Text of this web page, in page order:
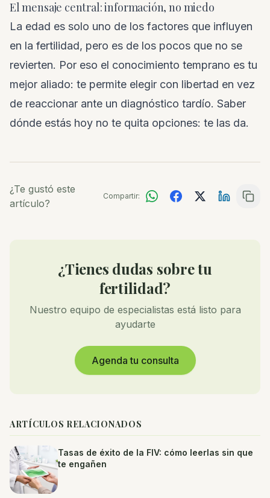
El mensaje central: información, no miedo
La edad es solo uno de los factores que influyen
en la fertilidad, pero es de los pocos que no se
revierten. Por eso el conocimiento temprano es tu
mejor aliado: te permite elegir con libertad en vez
de reaccionar ante un diagnóstico tardío. Saber
dónde estás hoy no te quita opciones: te las da.
¿Te gustó este
artículo?
Compartir:
¿Tienes dudas sobre tu
fertilidad?
Nuestro equipo de especialistas está listo para
ayudarte
Agenda tu consulta
ARTÍCULOS RELACIONADOS
Tasas de éxito de la FIV: cómo leerlas sin que
te engañen